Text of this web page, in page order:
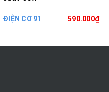
ĐIỆN CƠ 91 590.000₫